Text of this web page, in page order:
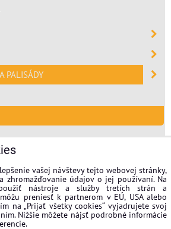
PALISÁDY
stavplotstavebniny
vašej návštevy tejto webovej stránky,
zhromažďovanie údajov o jej používaní. Na
nástroje a služby tretích strán a
preniesť k partnerom v EÚ, USA alebo
na „Prijať všetky cookies“ vyjadrujete svoj
Nižšie môžete nájsť podrobné informácie